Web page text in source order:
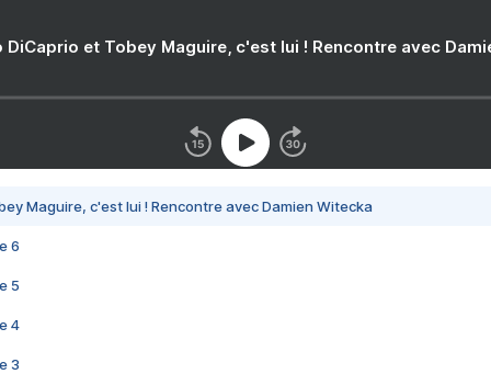
DiCaprio et Tobey Maguire, c'est lui ! Rencontre avec
Maguire, c'est lui ! Rencontre avec Damien Witecka
6
5
4
3